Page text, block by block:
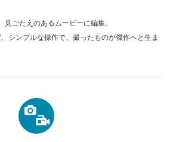
ごたえのあるムービーに編集。
シンプルな操作で、撮ったものが傑作へと生ま